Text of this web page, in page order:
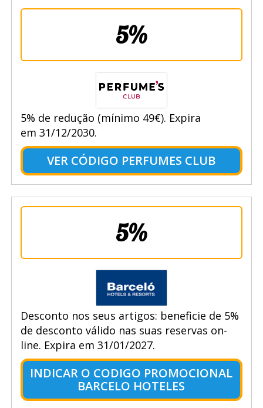
5%
5% de redução (mínimo 49€). Expira
em 31/12/2030.
VER CÓDIGO PERFUMES CLUB
5%
Desconto nos seus artigos: beneficie de 5%
de desconto válido nas suas reservas on-
line. Expira em 31/01/2027.
INDICAR O CODIGO PROMOCIONAL
BARCELO HOTELES